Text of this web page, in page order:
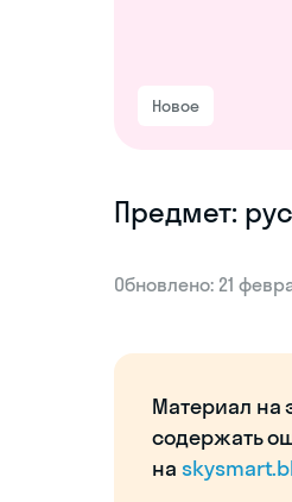
Новое
Предмет:
Обновлено: 21
Материал на
содержать
на